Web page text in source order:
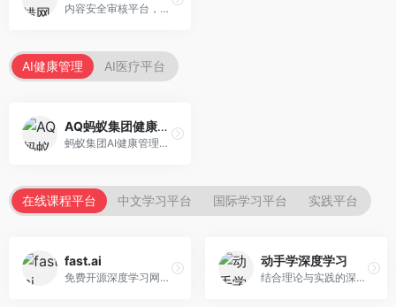
内容安全审核平台，专注于违规内容检测。面向企业和平台，提供内容审核、敏感词检测、风险预警等服务，安全审核专业。
AI健康管理 AI医疗平台
AQ蚂蚁集团健康管家
蚂蚁集团AI健康管理服务，专注于个人健康监测。面向个人用户，提供健康评估、慢病管理、健康建议等服务，健康管理便捷。
在线课程平台 中文学习平台 国际学习平台 实践平台
fast.ai
免费开源深度学习网站，专注于实用AI教学。面向开发者，提供免费深度学习课程、实战项目、代码库等资源，学习门槛低。
动手学深度学习
结合理论与实践的深度学习教材，专注于代码驱动学习。面向学生和开发者，提供深度学习理论、代码实现、练习题等资源，学习体验好。